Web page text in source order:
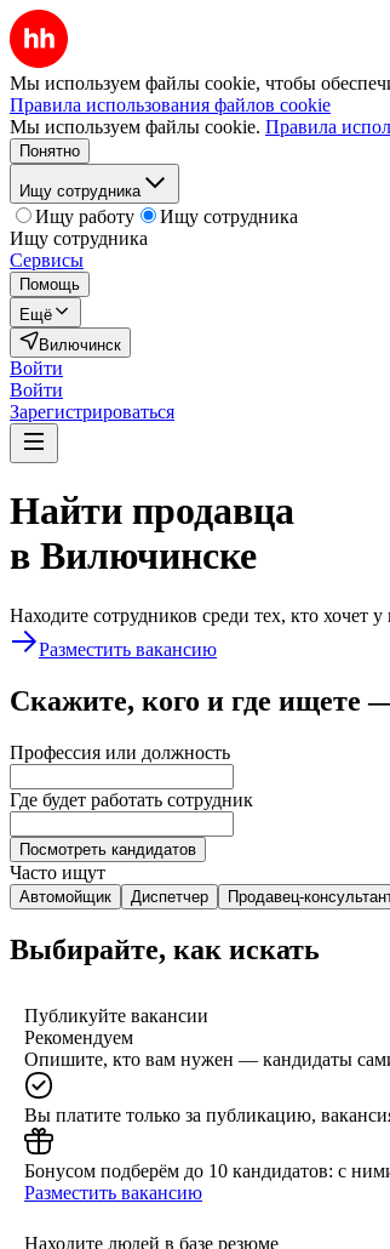
Мы используем файлы cookie, чтобы
Правила использования файлов cookie
Мы используем файлы cookie. Правила
Понятно
Ищу сотрудника
Ищу работу
Ищу сотрудника
Ищу сотрудника
Сервисы
Помощь
Ещё
Вилючинск
Войти
Войти
Зарегистрироваться
Найти продавца
в Вилючинске
Находите сотрудников среди тех, кто хочет
Разместить вакансию
Скажите, кого и где ищете
Профессия или должность
Где будет работать сотрудник
Посмотреть кандидатов
Часто ищут
Автомойщик Диспетчер Продавец-
Выбирайте, как искать
Публикуйте вакансии
Рекомендуем
Опишите, кто вам нужен — кандидаты сами
Вы платите только за публикацию,
Бонусом подберём до 10 кандидатов: с
Разместить вакансию
Находите людей в базе резюме